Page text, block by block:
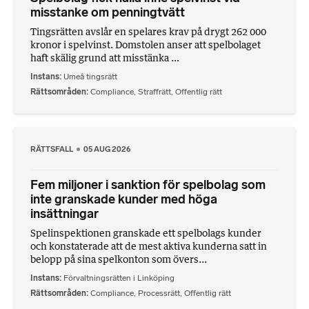
misstanke om penningtvätt
Tingsrätten avslår en spelares krav på drygt 262 000
kronor i spelvinst. Domstolen anser att spelbolaget
haft skälig grund att misstänka ...
Instans Umeå tingsrätt
Rättsområden Compliance Straffrätt Offentlig rätt
RÄTTSFALL 05 AUG 2026
Fem miljoner i sanktion för spelbolag som
inte granskade kunder med höga
insättningar
Spelinspektionen granskade ett spelbolags kunder
och konstaterade att de mest aktiva kunderna satt in
belopp på sina spelkonton som övers...
Instans Förvaltningsrätten i Linköping
Rättsområden Compliance Processrätt Offentlig rätt